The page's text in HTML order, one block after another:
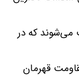
می‌شوند که در
قهرمان